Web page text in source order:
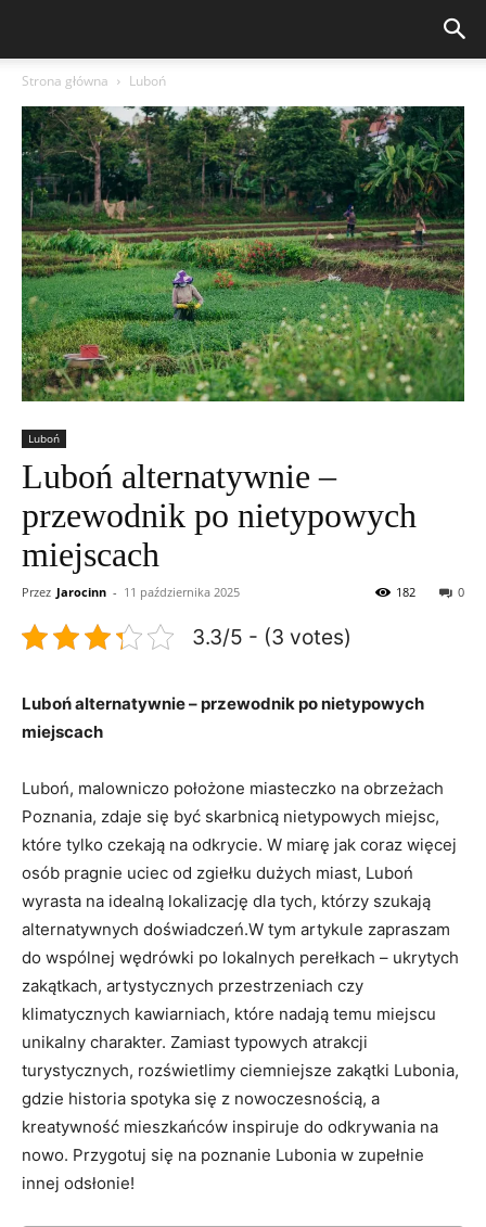
Strona główna Luboń
Luboń
Luboń alternatywnie –
przewodnik po nietypowych
miejscach
Przez Jarocinn - 11 października 2025 0
182
3.3/5 - (3 votes)
Luboń alternatywnie – ​przewodnik po nietypowych
miejscach
Luboń, malowniczo położone miasteczko na obrzeżach
Poznania, ⁤zdaje się‍ być skarbnicą nietypowych miejsc,
które tylko czekają na odkrycie. ‍W miarę jak coraz więcej
osób pragnie uciec od zgiełku dużych miast, Luboń
wyrasta na idealną lokalizację dla tych, którzy szukają‌
alternatywnych doświadczeń.W tym artykule zapraszam
⁤do wspólnej wędrówki po lokalnych perełkach – ukrytych
zakątkach, artystycznych przestrzeniach ​czy
klimatycznych kawiarniach, które ⁢nadają temu miejscu
⁤unikalny charakter. Zamiast typowych ‌atrakcji
turystycznych, rozświetlimy ciemniejsze zakątki Lubonia,
gdzie historia spotyka​ się z‌ nowoczesnością, a
kreatywność mieszkańców inspiruje ‌do odkrywania na
nowo. Przygotuj się na poznanie Lubonia w zupełnie
innej odsłonie!